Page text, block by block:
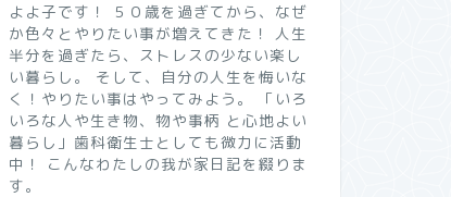
よよ子です！ ５０歳を過ぎてから、なぜ
か色々とやりたい事が増えてきた！ 人生
半分を過ぎたら、ストレスの少ない楽し
い暮らし。 そして、自分の人生を悔いな
く！やりたい事はやってみよう。 「いろ
いろな人や生き物、物や事柄 と心地よい
暮らし」歯科衛生士としても微力に活動
中！ こんなわたしの我が家日記を綴りま
す。